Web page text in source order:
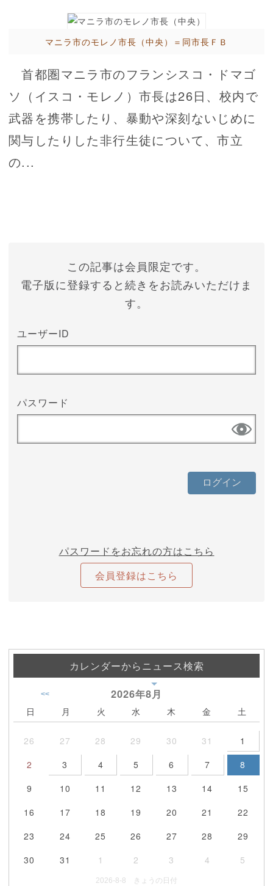
マニラ市のモレノ市長（中央）＝同市長ＦＢ
首都圏マニラ市のフランシスコ・ドマゴ
ソ（イスコ・モレノ）市長は26日、校内で
武器を携帯したり、暴動や深刻ないじめに
関与したりした非行生徒について、市立
の...
この記事は会員限定です。
電子版に登録すると続きをお読みいただけま
す。
ユーザーID
パスワード
パスワードをお忘れの方はこちら
会員登録はこちら
カレンダーからニュース検索
2026年8月
<<
日 月 火 水 木 金 土
26 27 28 29 30 31
1
2
3 4 5 6 7
8
9
10 11 12 13 14
15
16
17 18 19 20 21
22
23
24 25 26 27 28
29
30
31 1 2 3 4 5
2026-8-8 きょうの日付